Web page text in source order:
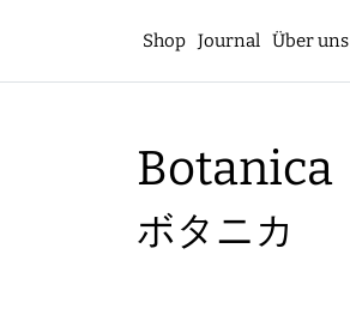
Shop Journal Über uns
Botanica
ボタニカ